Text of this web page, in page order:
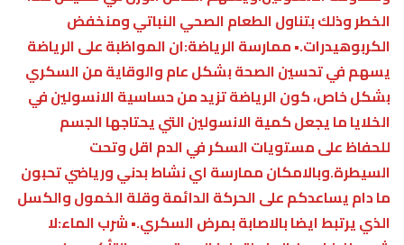
الخطر وذلك بتناول الطعام الصحي النباتي ومنخفض
الكربوهيدرات.• ممارسة الرياضة:ان المواظبة على الرياضة
يسهم في تحسين الصحة بشكل عام والوقاية من السكري
بشكل خاص، كون الرياضة تزيد من حساسية الانسولين في
الخلايا ما يجعل كمية الانسولين التي يحتاجها الجسم
للحفاظ على مستويات السكر في الدم اقل وتحت
السيطرة.وبالامكان ممارسة اي نشاط بدني ورياضي تحبون
ما دام يساعدكم على الحركة الدائمة وقلة الخمول والكسل
الذي يرتبط ايضا بالاصابة بمرض السكري.• شرب الماء:لا